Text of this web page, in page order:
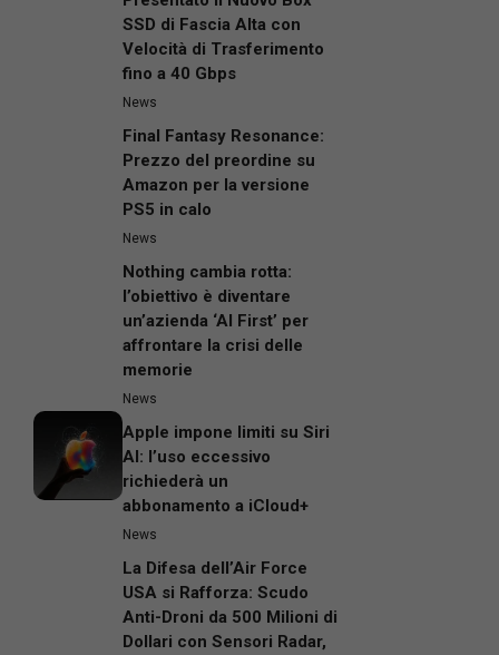
SSD di Fascia Alta con
Velocità di Trasferimento
fino a 40 Gbps
News
Final Fantasy Resonance:
Prezzo del preordine su
Amazon per la versione
PS5 in calo
News
Nothing cambia rotta:
l’obiettivo è diventare
un’azienda ‘AI First’ per
affrontare la crisi delle
memorie
News
Apple impone limiti su Siri
AI: l’uso eccessivo
richiederà un
abbonamento a iCloud+
News
La Difesa dell’Air Force
USA si Rafforza: Scudo
Anti-Droni da 500 Milioni di
Dollari con Sensori Radar,